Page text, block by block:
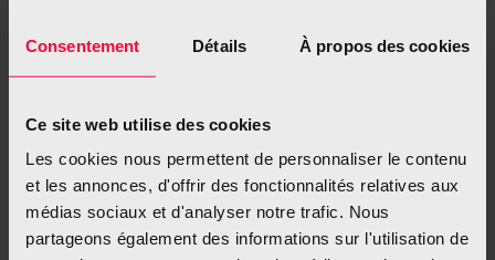
Consentement Détails À propos des cookies
Ce site web utilise des cookies
Les cookies nous permettent de personnaliser le contenu
et les annonces, d'offrir des fonctionnalités relatives aux
médias sociaux et d'analyser notre trafic. Nous
partageons également des informations sur l'utilisation de
Alarmierender Anstieg von